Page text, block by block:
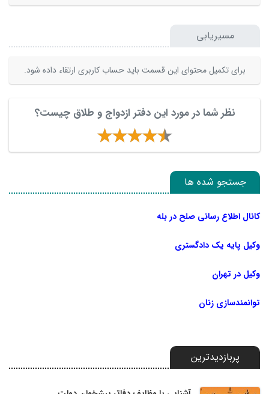
مسیریابی
برای تکمیل محتوای این قسمت باید حساب کاربری ارتقاء داده شود.
نظر شما در مورد این دفتر ازدواج و طلاق چیست؟
جستجو شده ها
کانال اطلاع رسانی صلح در بله
وکیل پایه یک دادگستری
وکیل در تهران
توانمندسازی زنان
پربازدیدترین